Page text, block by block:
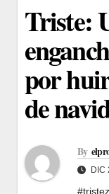
Triste:
por
de
By
DIC